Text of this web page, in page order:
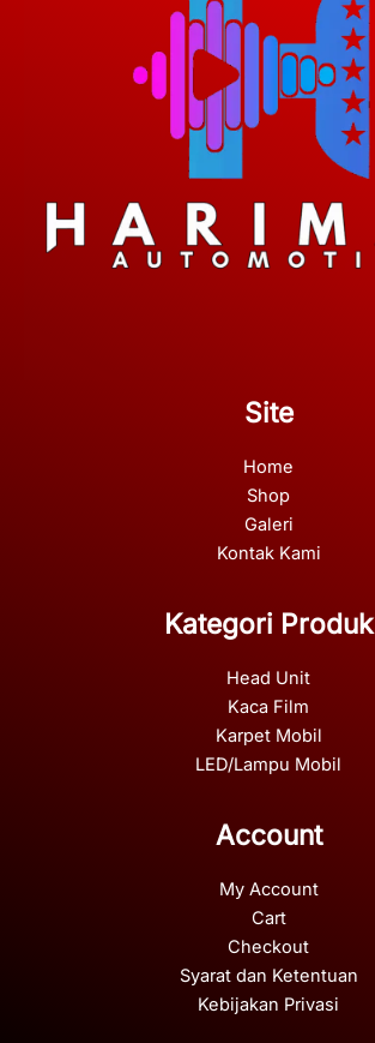
Site
Home
Shop
Galeri
Kontak Kami
Kategori Produk
Head Unit
Kaca Film
Karpet Mobil
LED/Lampu Mobil
Account
My Account
Cart
Checkout
Syarat dan Ketentuan
Kebijakan Privasi